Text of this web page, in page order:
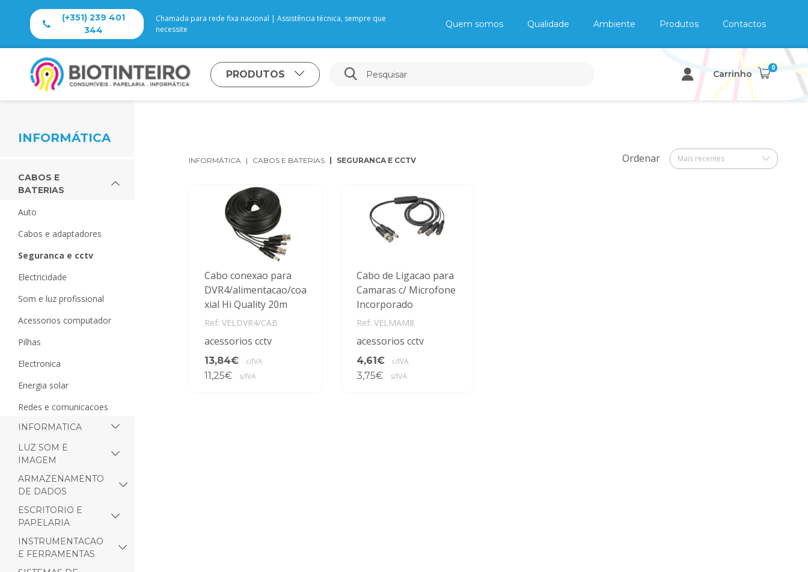
(+351) 239 401
344
Chamada para rede fixa nacional | Assistência técnica, sempre que
necessite
Quem somos Qualidade Ambiente Produtos Contactos
PRODUTOS Carrinho
0
INFORMÁTICA
CABOS E
BATERIAS
auto
cabos e adaptadores
seguranca e cctv
electricidade
som e luz profissional
acessorios computador
pilhas
electronica
energia solar
redes e comunicacoes
INFORMATICA
LUZ SOM E
IMAGEM
ARMAZENAMENTO
DE DADOS
ESCRITORIO E
PAPELARIA
INSTRUMENTACAO
E FERRAMENTAS
INFORMÁTICA CABOS E BATERIAS SEGURANCA E CCTV Ordenar Mais recentes
Cabo conexao para
DVR4/alimentacao/coa
xial Hi Quality 20m
Ref: VELDVR4/CAB
acessorios cctv
13,84€ c/IVA
11,25€ s/IVA
Cabo de Ligacao para
Camaras c/ Microfone
Incorporado
Ref: VELMAM8
acessorios cctv
4,61€ c/IVA
3,75€ s/IVA